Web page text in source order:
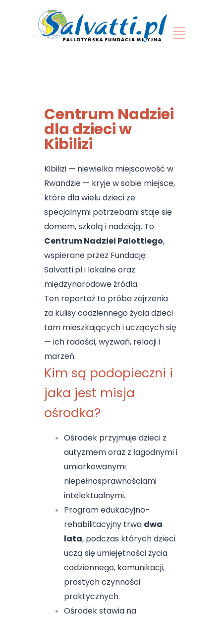
Centrum Nadziei
dla dzieci w
Kibilizi
Kibilizi — niewielka miejscowość w
Rwandzie — kryje w sobie miejsce,
które dla wielu dzieci ze
specjalnymi potrzebami staje się
domem, szkołą i nadzieją. To
Centrum Nadziei Palottiego,
wspierane przez Fundację
Salvatti.pl i lokalne oraz
międzynarodowe źródła.
Ten reportaż to próba zajrzenia
za kulisy codziennego życia dzieci
tam mieszkających i uczących się
— ich radości, wyzwań, relacji i
marzeń.
Kim są podopieczni i
jaka jest misja
ośrodka?
Ośrodek przyjmuje dzieci z
autyzmem oraz z łagodnymi i
umiarkowanymi
niepełnosprawnościami
intelektualnymi.
Program edukacyjno-
rehabilitacyjny trwa dwa
lata, podczas których dzieci
uczą się umiejętności życia
codziennego, komunikacji,
prostych czynności
praktycznych.
Ośrodek stawia na